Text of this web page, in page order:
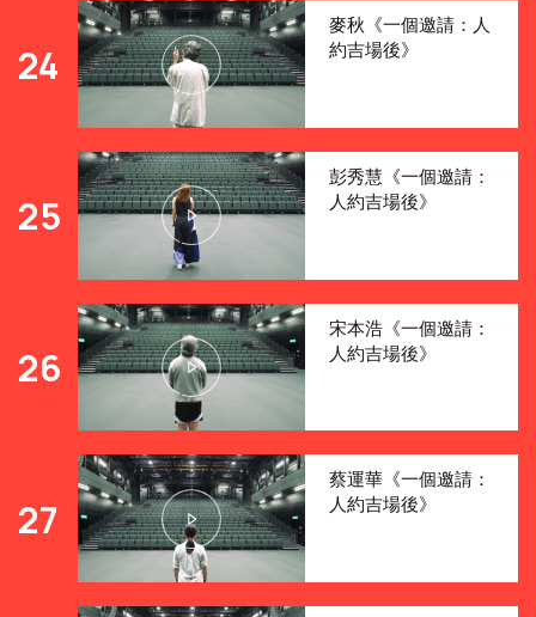
24
麥秋《一個邀請：人
約吉場後》
25
彭秀慧《一個邀請：
人約吉場後》
26
宋本浩《一個邀請：
人約吉場後》
27
蔡運華《一個邀請：
人約吉場後》